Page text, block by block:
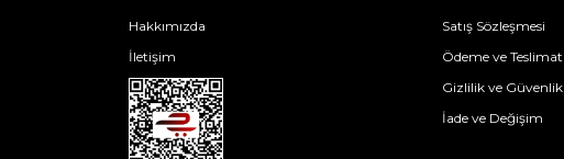
Hakkımızda
İletişim
Satış Sözleşmesi
Ödeme ve Teslimat
Gizlilik ve Güvenlik
İade ve Değişim